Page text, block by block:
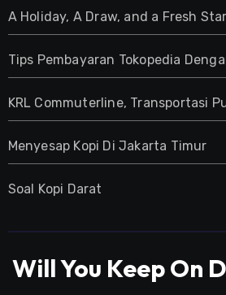
A Holiday, A Draw, and a Fresh
Tips Pembayaran Tokopedia
KRL Commuterline, Transportasi
Menyesap Kopi Di Jakarta Timur
Soal Kopi Darat
Will You Keep On